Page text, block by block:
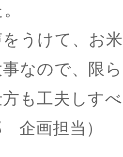
うけて、お
なので、限
も工夫しす
企画担当）